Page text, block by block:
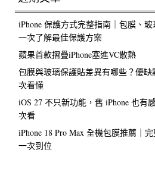
iPhone 保護方式完整指南｜包膜、
一次了解最佳保護方案
蘋果首款摺疊iPhone塞進VC散熱
包膜與玻璃保護貼差異有哪些？優
次看懂
iOS 27 不只新功能，舊 iPhone 也有
次看
iPhone 18 Pro Max 全機包膜推薦｜
一次到位